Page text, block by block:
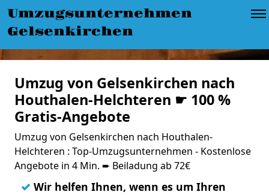
Umzugsunternehmen
Gelsenkirchen
Umzug von Gelsenkirchen nach
Houthalen-Helchteren ☛ 100 %
Gratis-Angebote
Umzug von Gelsenkirchen nach Houthalen-
Helchteren : Top-Umzugsunternehmen - Kostenlose
Angebote in 4 Min. ➨ Beiladung ab 72€
✓ Wir helfen Ihnen, wenn es um Ihren